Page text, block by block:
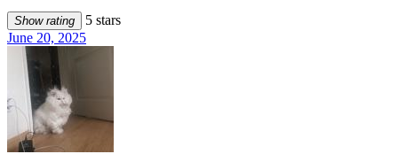
Show rating
5 stars
June 20, 2025